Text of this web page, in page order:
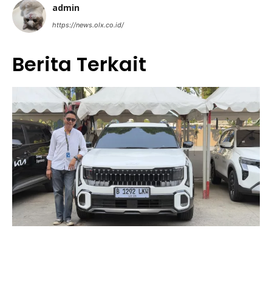
admin
https://news.olx.co.id/
Berita Terkait